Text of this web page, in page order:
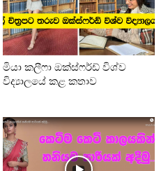
මියා කලීෆා ඔක්ස්ෆර්ඩ් විශ්ව
විද්‍යාලයේ කළ කතාව